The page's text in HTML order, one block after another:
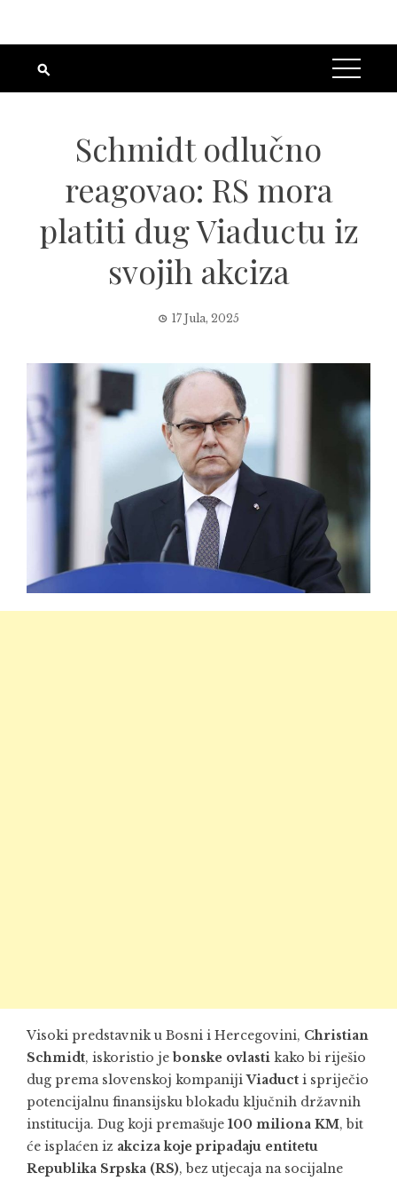
Schmidt odlučno
reagovao: RS mora
platiti dug Viaductu iz
svojih akciza
17 Jula, 2025
Visoki predstavnik u Bosni i Hercegovini, Christian
Schmidt, iskoristio je bonske ovlasti kako bi riješio
dug prema slovenskoj kompanijiViaduct i spriječio
potencijalnu finansijsku blokadu ključnih državnih
institucija. Dug koji premašuje 100 miliona KM, bit
će isplaćen iz akciza koje pripadaju entitetu
Republika Srpska (RS), bez utjecaja na socijalne